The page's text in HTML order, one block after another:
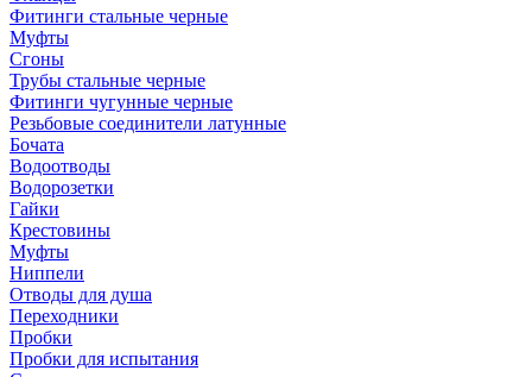
Фитинги стальные черные
Муфты
Сгоны
Трубы стальные черные
Фитинги чугунные черные
Резьбовые соединители латунные
Бочата
Водоотводы
Водорозетки
Гайки
Крестовины
Муфты
Ниппели
Отводы для душа
Переходники
Пробки
Пробки для испытания